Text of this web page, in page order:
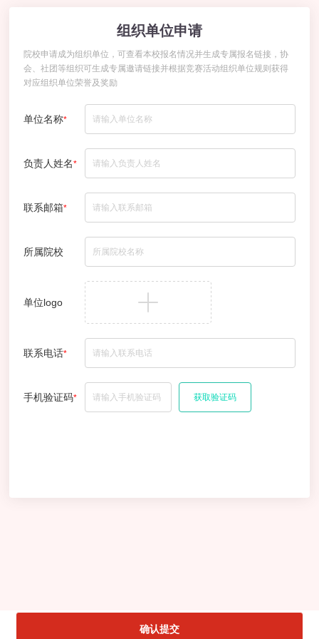
组织单位申请
院校申请成为组织单位，可查看本校报名情况并生成专属报名链接，协
会、社团等组织可生成专属邀请链接并根据竞赛活动组织单位规则获得
对应组织单位荣誉及奖励
单位名称*
负责人姓名*
联系邮箱*
所属院校
单位logo
联系电话*
手机验证码* 获取验证码